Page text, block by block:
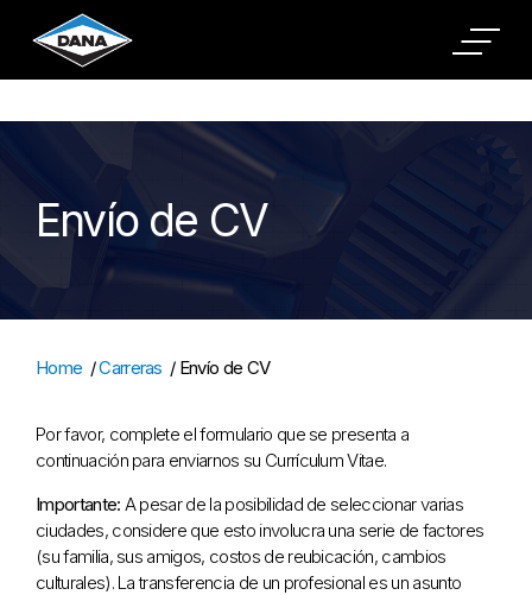
Cookies Settings
Envío de CV
Home /Carreras / Envío de CV
Por favor, complete el formulario que se presenta a
continuación para enviarnos su Currículum Vitae.
Importante: A pesar de la posibilidad de seleccionar varias
ciudades, considere que esto involucra una serie de factores
(su familia, sus amigos, costos de reubicación, cambios
culturales). La transferencia de un profesional es un asunto